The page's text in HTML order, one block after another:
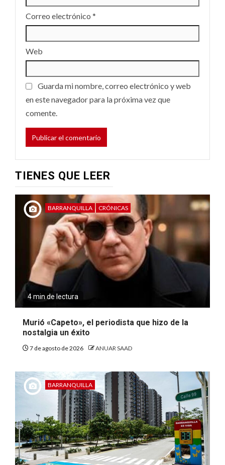
Correo electrónico *
Web
Guarda mi nombre, correo electrónico y web
en este navegador para la próxima vez que
comente.
TIENES QUE LEER
BARRANQUILLA CRÓNICAS
4 min de lectura
Murió «Capeto», el periodista que hizo de la
nostalgia un éxito
7 de agosto de 2026 ANUAR SAAD
BARRANQUILLA